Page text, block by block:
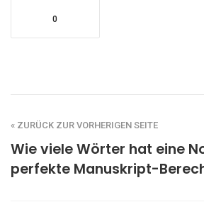
0
« ZURÜCK ZUR VORHERIGEN SEITE
Wie viele Wörter hat eine
perfekte Manuskript-